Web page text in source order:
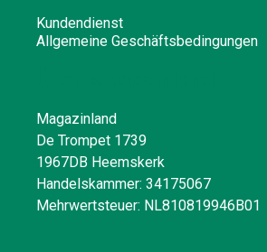
Kundendienst
Allgemeine Geschäftsbedingungen
Magazinland
De Trompet 1739
1967DB Heemskerk
Handelskammer: 34175067
Mehrwertsteuer: NL810819946B01